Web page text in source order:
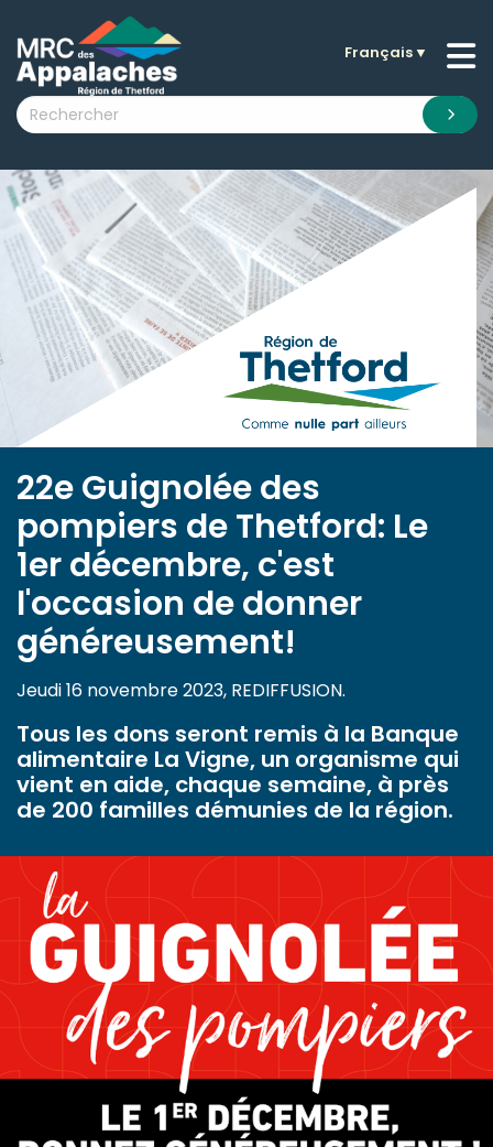
submenu (La MRC )
submenu (Citoyens )
submenu (Visiteurs )
submenu (Nouvelles )
submenu (Documentation )
Français▼
22e Guignolée des
pompiers de Thetford: Le
1er décembre, c'est
l'occasion de donner
généreusement!
Jeudi 16 novembre 2023, REDIFFUSION.
Tous les dons seront remis à la Banque
alimentaire La Vigne, un organisme qui
vient en aide, chaque semaine, à près
de 200 familles démunies de la région.